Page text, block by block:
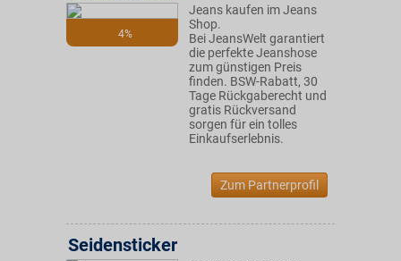
4%
Jeans kaufen im Jeans
Shop.
Bei JeansWelt garantiert
die perfekte Jeanshose
zum günstigen Preis
finden. BSW-Rabatt, 30
Tage Rückgaberecht und
gratis Rückversand
sorgen für ein tolles
Einkaufserlebnis.
Zum Partnerprofil
Seidensticker